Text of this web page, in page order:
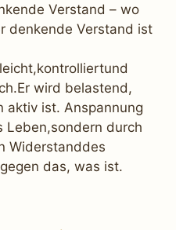
Verstand – wo
denkende Verstand ist
wird belastend,
aktiv ist. Anspannung
Leben,sondern durch
Widerstanddes
das, was ist.